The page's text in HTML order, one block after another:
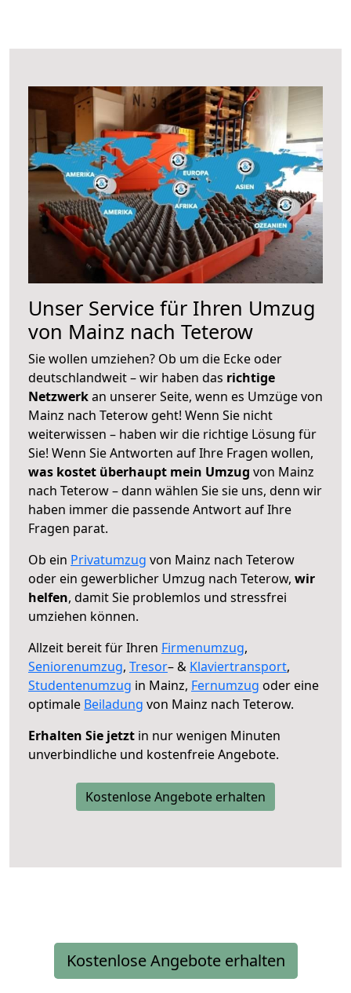
Unser Service für Ihren Umzug
von Mainz nach Teterow
Sie wollen umziehen? Ob um die Ecke oder
deutschlandweit – wir haben das richtige
Netzwerkan unserer Seite, wenn es Umzüge von
Mainz nach Teterow geht! Wenn Sie nicht
weiterwissen – haben wir die richtige Lösung für
Sie! Wenn Sie Antworten auf Ihre Fragen wollen,
was kostet überhaupt mein Umzug von Mainz
nach Teterow – dann wählen Sie sie uns, denn wir
haben immer die passende Antwort auf Ihre
Fragen parat.
Ob ein Privatumzug von Mainz nach Teterow
oder ein gewerblicher Umzug nach Teterow, wir
helfen, damit Sie problemlos und stressfrei
umziehen können.
Allzeit bereit für Ihren Firmenumzug,
Seniorenumzug, Tresor– & Klaviertransport,
Studentenumzug in Mainz, Fernumzug oder eine
optimale Beiladung von Mainz nach Teterow.
Erhalten Sie jetzt in nur wenigen Minuten
unverbindliche und kostenfreie Angebote.
Kostenlose Angebote erhalten
Kostenlose Angebote erhalten